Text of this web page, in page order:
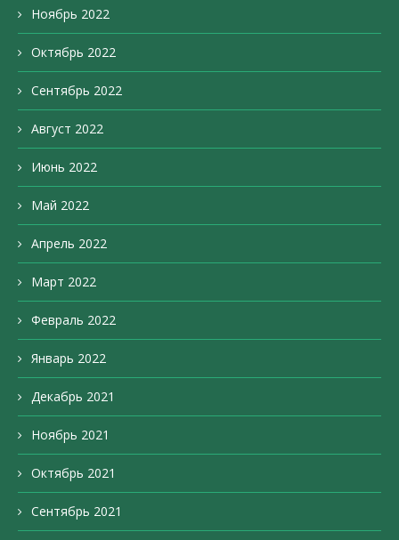
Ноябрь 2022
Октябрь 2022
Сентябрь 2022
Август 2022
Июнь 2022
Май 2022
Апрель 2022
Март 2022
Февраль 2022
Январь 2022
Декабрь 2021
Ноябрь 2021
Октябрь 2021
Сентябрь 2021